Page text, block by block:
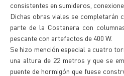
consistentes en sumideros,
Dichas obras viales se completarán
parte de la Costanera con
pescante con artefactos de 400 W.
Se hizo mención especial a cuatro
una altura de 22 metros y que se
puente de hormigón que fuese